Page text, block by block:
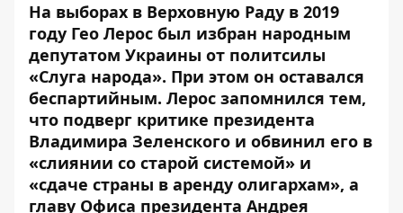
На выборах в Верховную Раду в 2019
году Гео Лерос был избран народным
депутатом Украины от политсилы
«Слуга народа». При этом он оставался
беспартийным. Лерос запомнился тем,
что подверг критике президента
Владимира Зеленского и обвинил его в
«слиянии со старой системой» и
«сдаче страны в аренду олигархам», а
главу Офиса президента Андрея